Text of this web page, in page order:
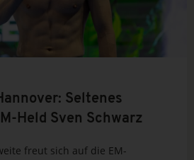
Seltenes
Held Sven Schwarz
freut sich auf die EM-